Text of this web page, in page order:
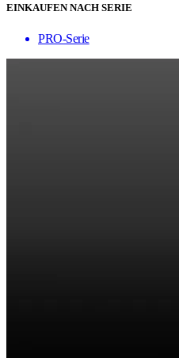
EINKAUFEN NACH SERIE
PRO-Serie